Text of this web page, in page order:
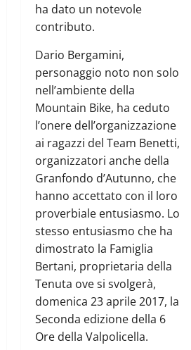
ha dato un notevole
contributo.
Dario Bergamini,
personaggio noto non solo
nell’ambiente della
Mountain Bike, ha ceduto
l’onere dell’organizzazione
ai ragazzi del Team Benetti,
organizzatori anche della
Granfondo d’Autunno, che
hanno accettato con il loro
proverbiale entusiasmo. Lo
stesso entusiasmo che ha
dimostrato la Famiglia
Bertani, proprietaria della
Tenuta ove si svolgerà,
domenica 23 aprile 2017, la
Seconda edizione della 6
Ore della Valpolicella.